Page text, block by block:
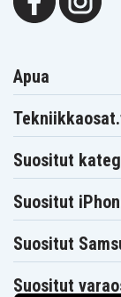
Apua
Suositut
Suositut
Suositut
Suositut